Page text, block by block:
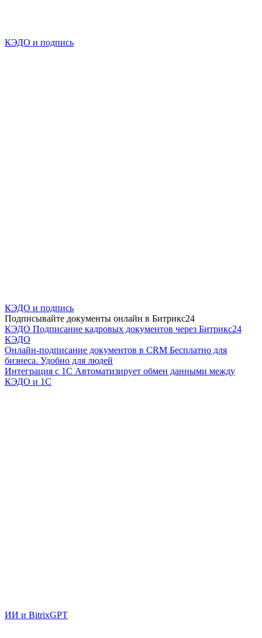
КЭДО и подпись
КЭДО и подпись
Подписывайте документы онлайн в Битрикс24
КЭДО Подписание кадровых документов через Битрикс24
КЭДО
Онлайн-подписание документов в CRM Бесплатно для
бизнеса. Удобно для людей
Интеграция с 1С Автоматизирует обмен данными между
КЭДО и 1С
ИИ и BitrixGPT